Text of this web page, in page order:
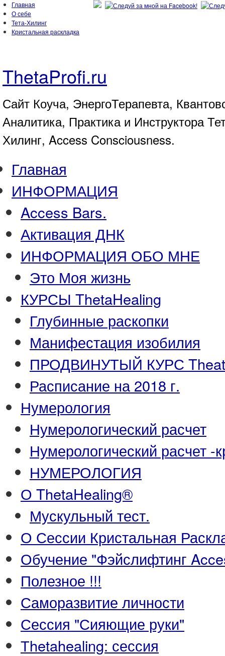
Главная
О себе
Тета-Хилинг
Кристальная раскладка
ThetaProfi.ru
Сайт Коуча, ЭнергоТерапевта,
Аналитика, Практика и Инструктора
Хилинг, Access Consciousness.
Главная
ИНФОРМАЦИЯ
Access Bars.
Активация ДНК
ИНФОРМАЦИЯ ОБО МНЕ
Это Моя жизнь
КУРСЫ ThetaHealing
Глубинные раскопки
Манифестация изобилия
ПРОДВИНУТЫЙ КУРС
Расписание на 2018 г.
Нумерология
Нумерологический расчет
Нумерологический расчет -
НУМЕРОЛОГИЯ
О ThetaHealing®
Мускульный тест.
О Сессии Кристальная
Обучение "Фэйслифтинг
Полезное !!!
Саморазвитие личности
Сессия "Сияющие руки"
Тhetahealing: сессия